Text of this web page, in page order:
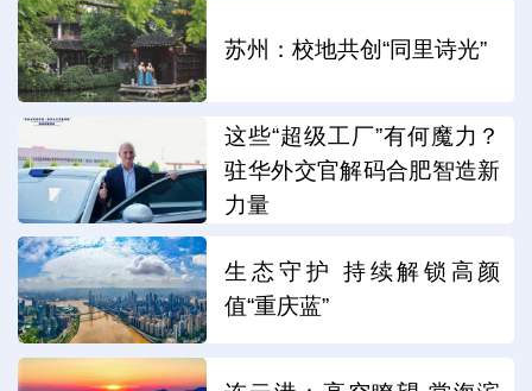
苏州：校地共创“同里诗光”
这些“超级工厂”有何魔力？
驻华外交官解码合肥智造新
力量
生态守护 持续解锁高颜
值“重庆蓝”